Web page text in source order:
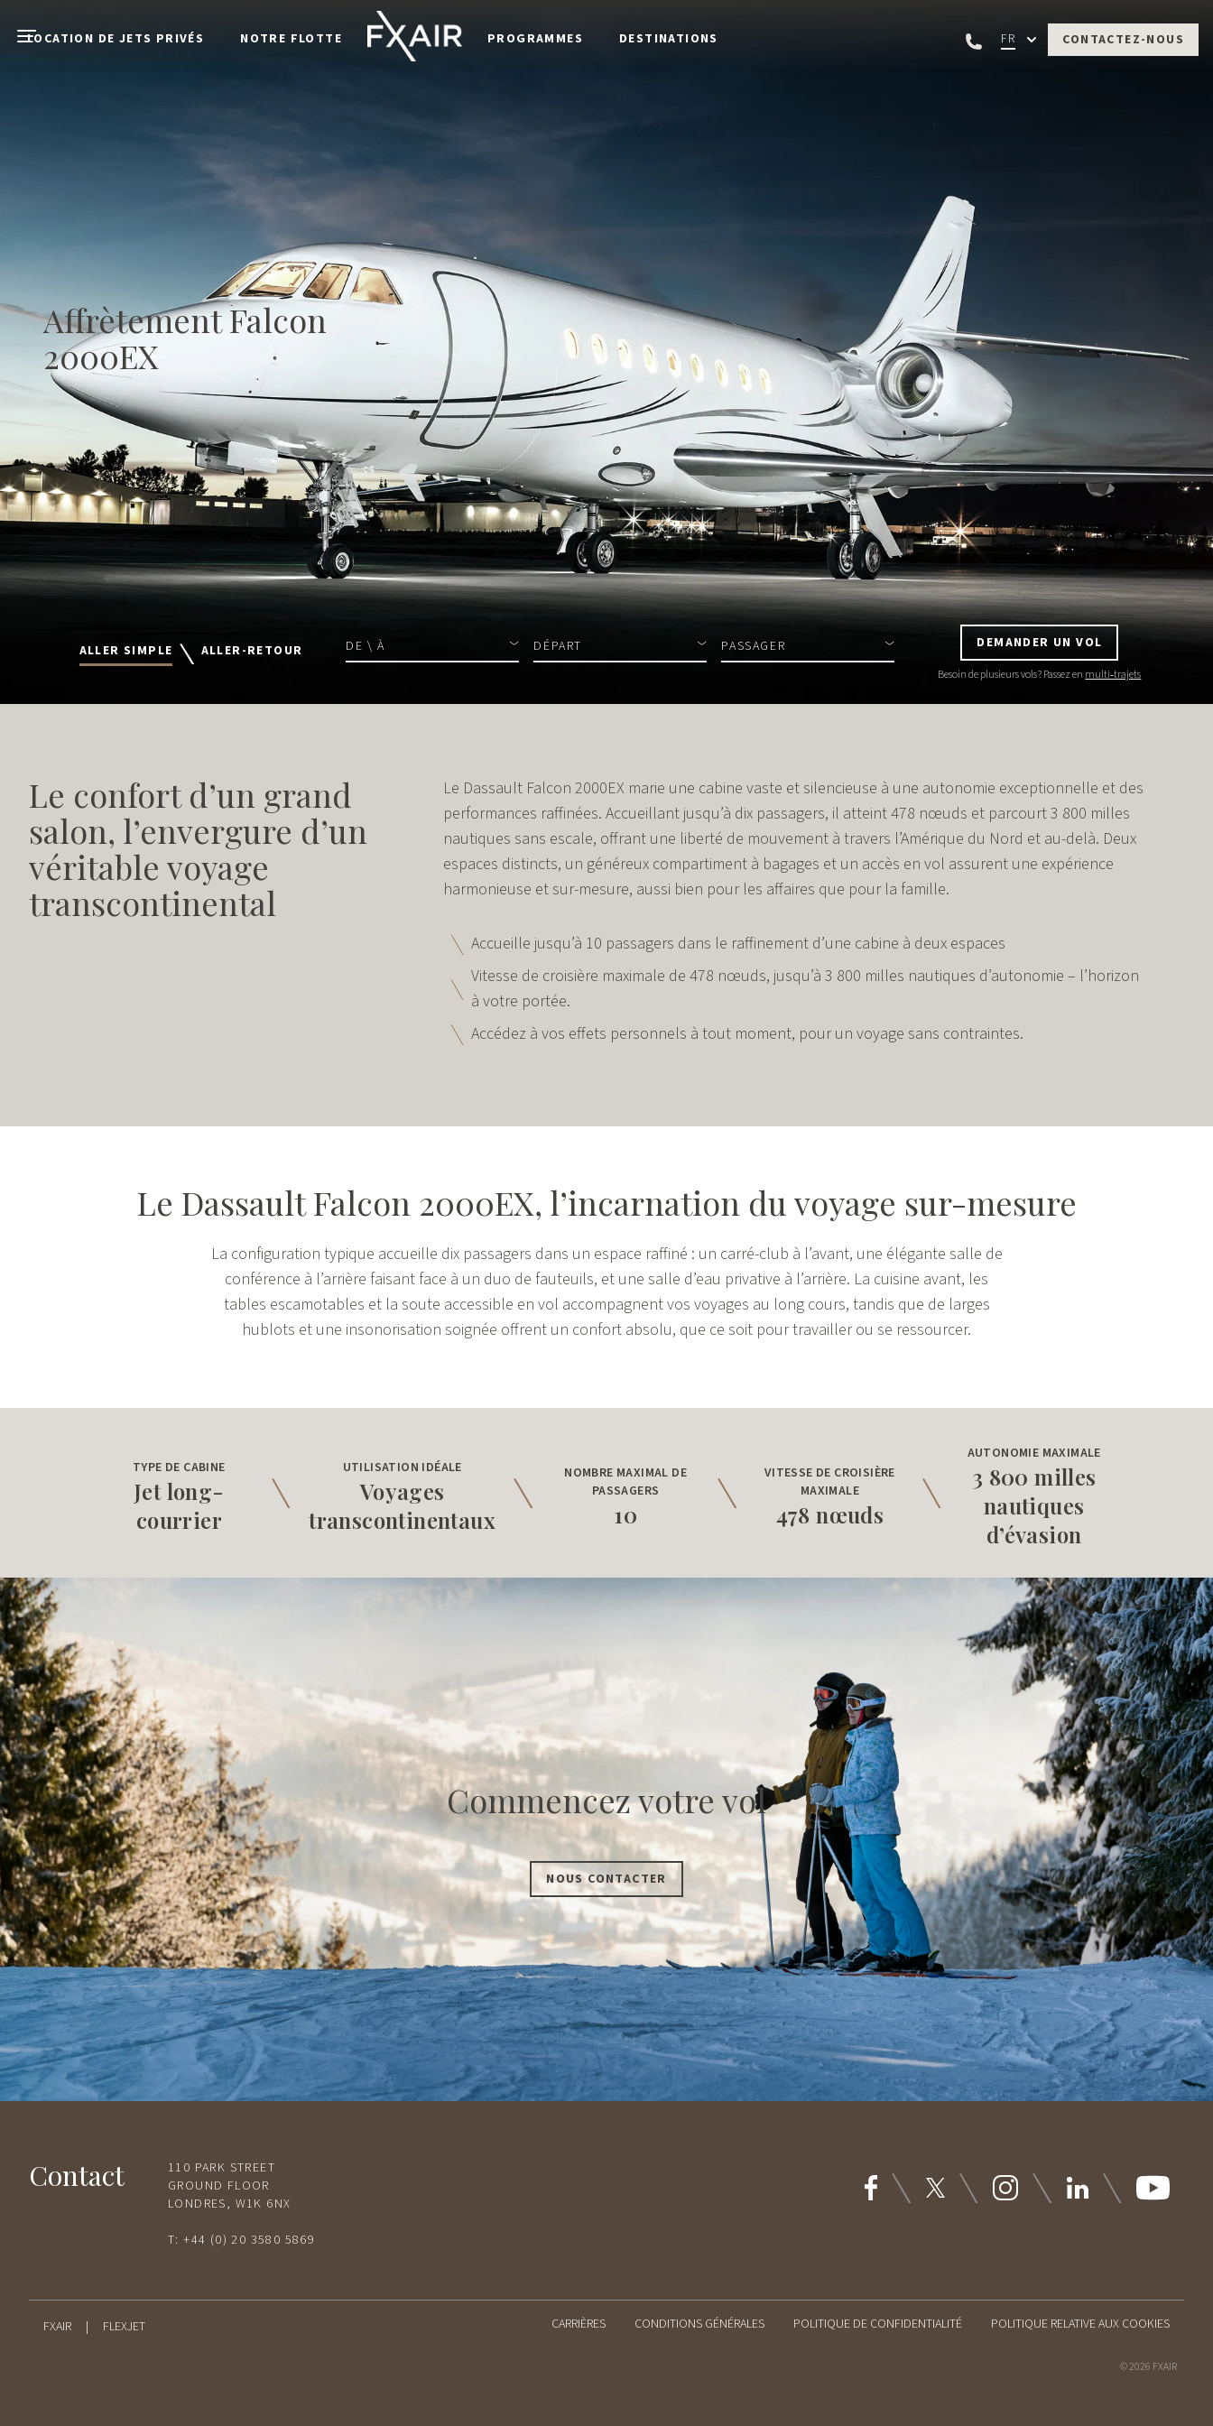
LOCATION DE JETS PRIVÉS NOTRE FLOTTE PROGRAMMES DESTINATIONS FR CONTACTEZ-NOUS
Affrètement Falcon
2000EX
ALLER SIMPLE ALLER-RETOUR DE \ À DÉPART PASSAGER DEMANDER UN VOL
Besoin de plusieurs vols ? Passez en multi‑trajets
Le confort d’un grand
salon, l’envergure d’un
véritable voyage
transcontinental
Le Dassault Falcon 2000EX marie une cabine vaste et silencieuse à une autonomie exceptionnelle et des
performances raffinées. Accueillant jusqu’à dix passagers, il atteint 478 nœuds et parcourt 3 800 milles
nautiques sans escale, offrant une liberté de mouvement à travers l’Amérique du Nord et au-delà. Deux
espaces distincts, un généreux compartiment à bagages et un accès en vol assurent une expérience
harmonieuse et sur-mesure, aussi bien pour les affaires que pour la famille.
Accueille jusqu’à 10 passagers dans le raffinement d’une cabine à deux espaces
Vitesse de croisière maximale de 478 nœuds, jusqu’à 3 800 milles nautiques d’autonomie – l’horizon
à votre portée.
Accédez à vos effets personnels à tout moment, pour un voyage sans contraintes.
Le Dassault Falcon 2000EX, l’incarnation du voyage sur-mesure
La configuration typique accueille dix passagers dans un espace raffiné : un carré-club à l’avant, une élégante salle de
conférence à l’arrière faisant face à un duo de fauteuils, et une salle d’eau privative à l’arrière. La cuisine avant, les
tables escamotables et la soute accessible en vol accompagnent vos voyages au long cours, tandis que de larges
hublots et une insonorisation soignée offrent un confort absolu, que ce soit pour travailler ou se ressourcer.
TYPE DE CABINE
Jet long-
courrier
UTILISATION IDÉALE
Voyages
transcontinentaux
NOMBRE MAXIMAL DE
PASSAGERS
10
VITESSE DE CROISIÈRE
MAXIMALE
478 nœuds
AUTONOMIE MAXIMALE
3 800 milles
nautiques
d’évasion
Commencez votre vol
NOUS CONTACTER
Contact
110 PARK STREET
GROUND FLOOR
LONDRES, W1K 6NX
T:+44 (0) 20 3580 5869
FXAIR | FLEXJET CARRIÈRES CONDITIONS GÉNÉRALES POLITIQUE DE CONFIDENTIALITÉ POLITIQUE RELATIVE AUX COOKIES
©2026 FXAIR